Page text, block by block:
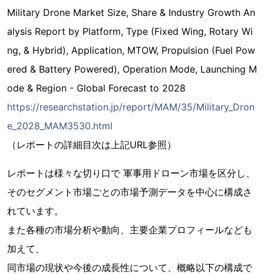
Military Drone Market Size, Share & Industry Growth An
alysis Report by Platform, Type (Fixed Wing, Rotary Wi
ng, & Hybrid), Application, MTOW, Propulsion (Fuel Pow
ered & Battery Powered), Operation Mode, Launching M
ode & Region - Global Forecast to 2028
https://researchstation.jp/report/MAM/35/Military_Dron
e_2028_MAM3530.html
（レポートの詳細目次は上記URL参照）
レポートは様々な切り口で 軍事用ドローン市場を区分し、
そのセグメント市場ごとの市場予測データを中心に構成さ
れています。
また各種の市場分析や動向、主要企業プロフィールなども
加えて、
同市場の現状や今後の成長性について、概略以下の構成で